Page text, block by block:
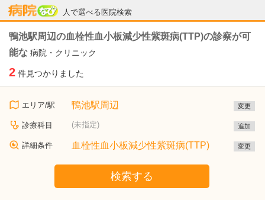
人で選べる医院検索
病院なび
鴨池駅周辺の血栓性血小板減少性紫斑病(TTP)の診察が可
能な 病院・クリニック
2 件見つかりました
エリア/駅 鴨池駅周辺 変更
診療科目 (未指定) 追加
詳細条件 血栓性血小板減少性紫斑病(TTP) 変更
検索する